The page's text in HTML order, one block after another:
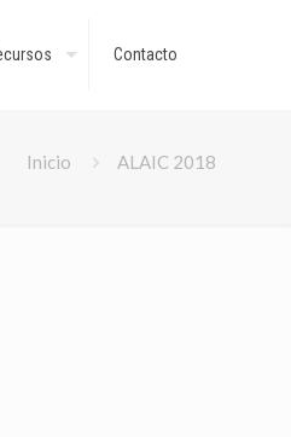
Contacto
Inicio ALAIC 2018